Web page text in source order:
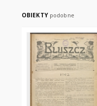
OBIEKTY podobne